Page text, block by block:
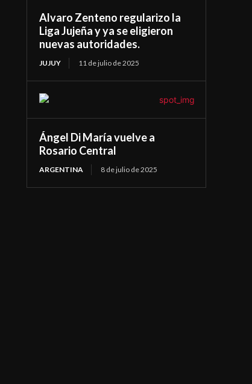
Alvaro Zenteno regularizo la
Liga Jujeña y ya se eligieron
nuevas autoridades.
JUJUY 11 de julio de 2025
Ángel Di María vuelve a
Rosario Central
ARGENTINA 8 de julio de 2025